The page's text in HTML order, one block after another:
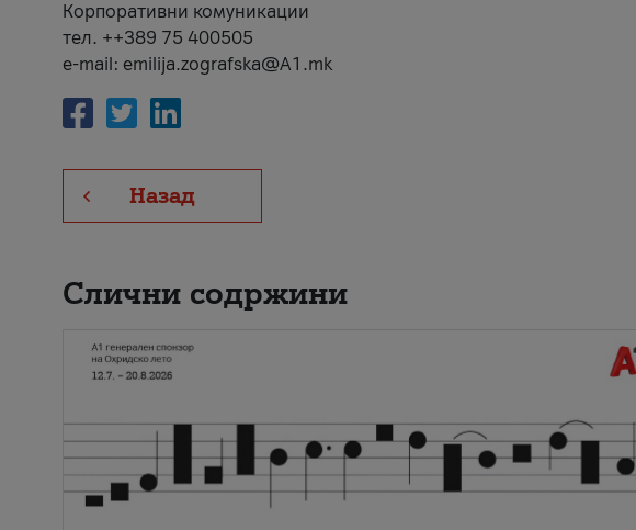
Корпоративни комуникации
тел. ++389 75 400505
e-mail: emilija.zografska@A1.mk
Назад
Слични содржини